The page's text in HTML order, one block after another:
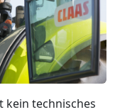
kein technisches